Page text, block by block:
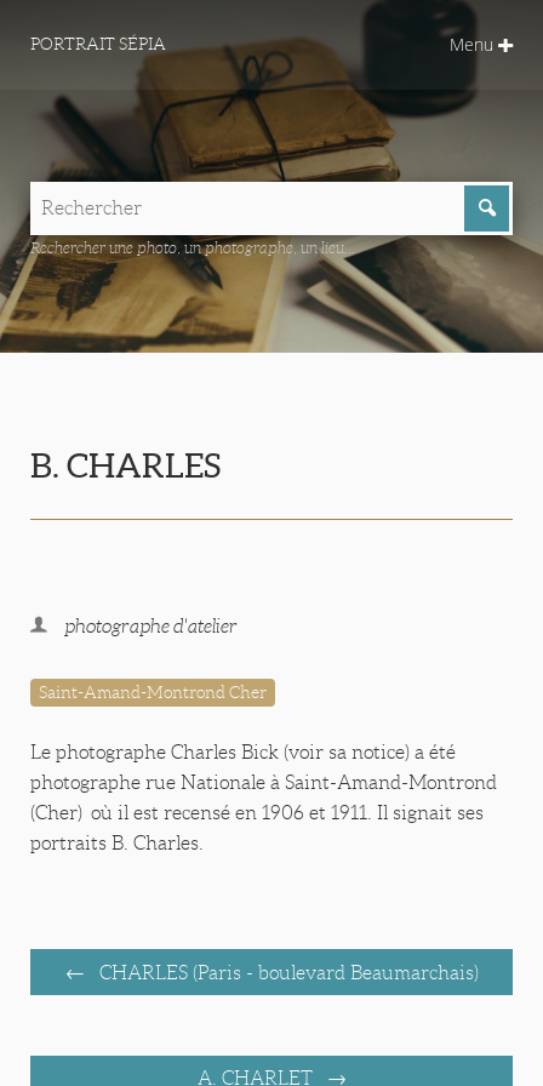
PORTRAIT SÉPIA Menu
Rechercher une photo, un photographe, un lieu...
B. CHARLES
photographe d'atelier
Saint-Amand-Montrond Cher
Le photographe Charles Bick (voir sa notice) a été
photographe rue Nationale à Saint-Amand-Montrond
(Cher) où il est recensé en 1906 et 1911. Il signait ses
portraits B. Charles.
CHARLES (Paris - boulevard Beaumarchais)
A. CHARLET